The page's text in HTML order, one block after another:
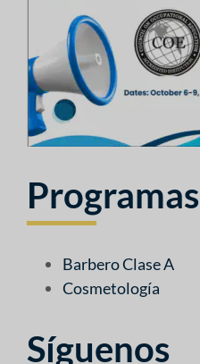
Programas
Barbero Clase A
Cosmetología
Síguenos